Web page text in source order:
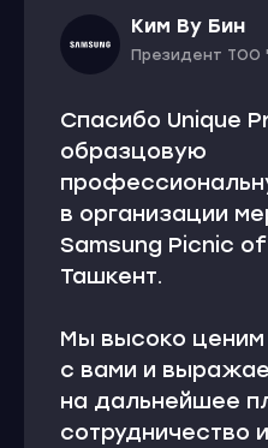
Ким Ву Бин
Президент TOO
Спасибо Unique
образцовую
в организации
Samsung Picnic
Ташкент.
Мы высоко ценим
с вами и
на дальнейшее
сотрудничество
предложим
под ваши задачи